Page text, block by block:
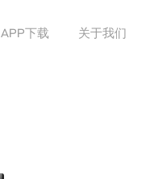
APP下载 关于我们